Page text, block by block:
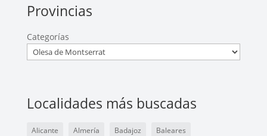
Provincias
Categorías
Localidades más buscadas
Alicante Almería Badajoz
Baleares